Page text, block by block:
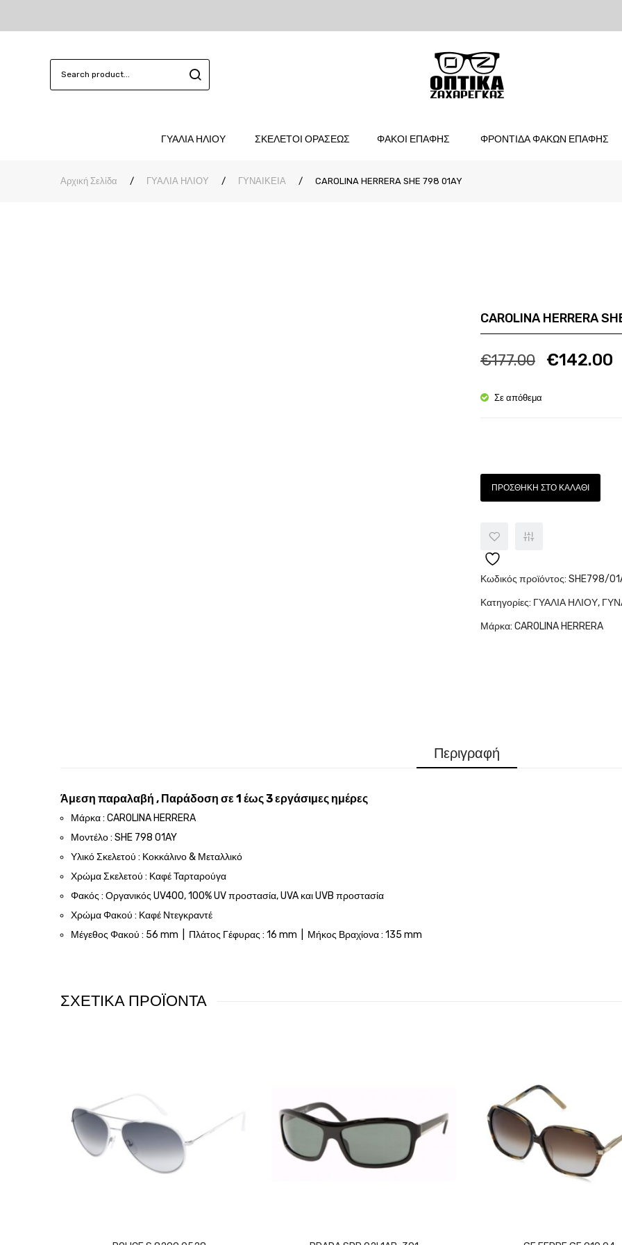
ΓΥΑΛΙΑ ΗΛΙΟΥ ΣΚΕΛΕΤΟΙ ΟΡΑΣΕΩΣ ΦΑΚΟΙ ΕΠΑΦΗΣ ΦΡΟΝΤΙΔΑ ΦΑΚΩΝ ΕΠΑΦΗΣ
Αρχική Σελίδα / ΓΥΑΛΙΑ ΗΛΙΟΥ / ΓΥΝΑΙΚΕΙΑ / CAROLINA HERRERA SHE 798 01AY
CAROLINA HERRERA
€177.00 Ποσότητα
€142.00
Σε απόθεμα
ΠΡΟΣΘΉΚΗ ΣΤΟ ΚΑΛΆΘΙ
Κωδικός προϊόντος: SHE798/
Κατηγορίες: ΓΥΑΛΙΑ ΗΛΙΟΥ,
Μάρκα: CAROLINA HERRERA
Περιγραφή
Άμεση παραλαβή , Παράδοση σε 1 έως 3 εργάσιμες ημέρες
Μάρκα : CAROLINA HERRERA
Μοντέλο : SHE 798 01AY
Υλικό Σκελετού : Κοκκάλινο & Μεταλλικό
Χρώμα Σκελετού : Καφέ Ταρταρούγα
Φακός : Οργανικός UV400, 100% UV προστασία, UVA και UVB προστασία
Χρώμα Φακού : Καφέ Ντεγκραντέ
Μέγεθος Φακού : 56 mm | Πλάτος Γέφυρας : 16 mm | Μήκος Βραχίονα : 135 mm
ΣΧΕΤΙΚΑ ΠΡΟΪΟΝΤΑ